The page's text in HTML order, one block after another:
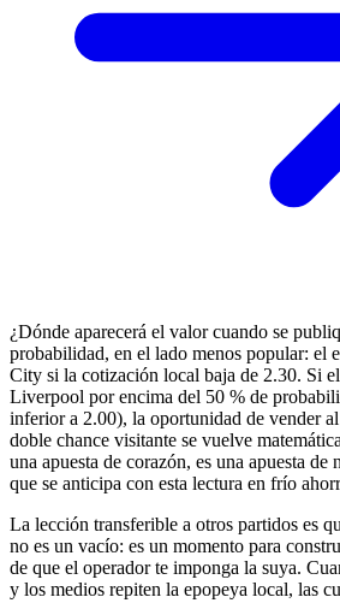
¿Dónde aparecerá el valor cuando se
probabilidad, en el lado menos popular: el
City si la cotización local baja de 2.30. Si
Liverpool por encima del 50 % de
inferior a 2.00), la oportunidad de vender
doble chance visitante se vuelve
una apuesta de corazón, es una apuesta de
que se anticipa con esta lectura en frío
La lección transferible a otros partidos es
no es un vacío: es un momento para
de que el operador te imponga la suya.
y los medios repiten la epopeya local, las